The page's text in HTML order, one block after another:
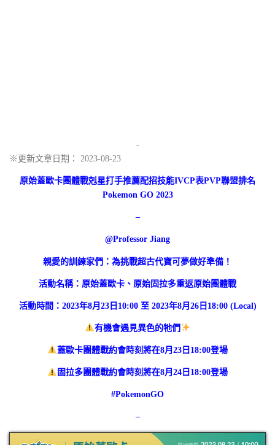
-
※更新文章日期： 2023-08-23
原始蓋歐卡團體戰剋星打手推薦配招技能IVCP表PVP聯盟排名
Pokemon GO 2023
–
@Professor Jiang
親愛的訓練家們：為挑戰超古代寶可夢做好準備！
活動名稱：原始蓋歐卡、原始固拉多重返原始團體戰
活動時間：2023年8月23日10:00 至 2023年8月26日18:00 (Local)
有機會遇見異色的牠們
蓋歐卡團體戰約會時刻將在8月23日18:00登場
固拉多團體戰約會時刻將在8月24日18:00登場
#PokemonGO
–